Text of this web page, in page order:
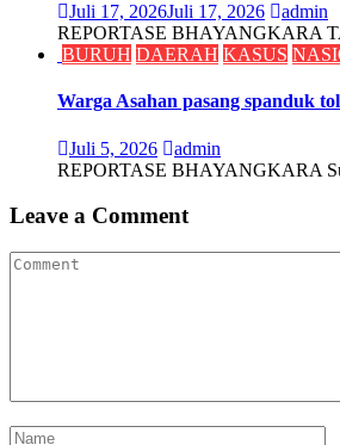
Juli 17, 2026Juli 17, 2026
admin
REPORTASE BHAYANGKARA
BURUH DAERAH KASUS
Warga Asahan pasang spanduk
Juli 5, 2026
admin
REPORTASE BHAYANGKARA
Leave a Comment